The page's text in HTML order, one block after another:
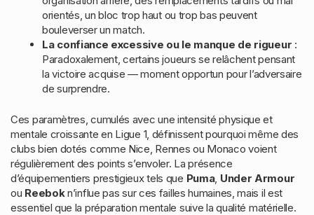
orientés, un bloc trop haut ou trop bas peuvent
bouleverser un match.
La confiance excessive ou le manque de rigueur :
Paradoxalement, certains joueurs se relâchent pensant
la victoire acquise — moment opportun pour l’adversaire
de surprendre.
Ces paramètres, cumulés avec une intensité physique et
mentale croissante en Ligue 1, définissent pourquoi même des
clubs bien dotés comme Nice, Rennes ou Monaco voient
régulièrement des points s’envoler. La présence
d’équipementiers prestigieux tels que Puma, Under Armour
ou Reebokn’influe pas sur ces failles humaines, mais il est
essentiel que la préparation mentale suive la qualité matérielle.